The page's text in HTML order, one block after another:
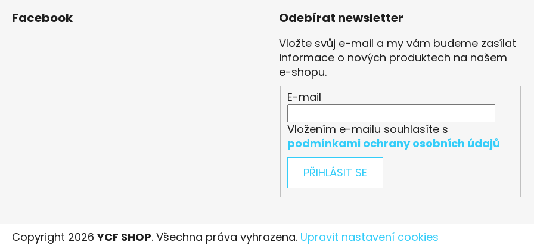
Facebook Odebírat newsletter
Vložte svůj e-mail a my vám budeme zasílat
informace o nových produktech na našem
e-shopu.
E-mail
Vložením e-mailu souhlasíte s
podmínkami ochrany osobních údajů
PŘIHLÁSIT SE
Copyright 2026YCF SHOP. Všechna práva vyhrazena. Upravit nastavení cookies